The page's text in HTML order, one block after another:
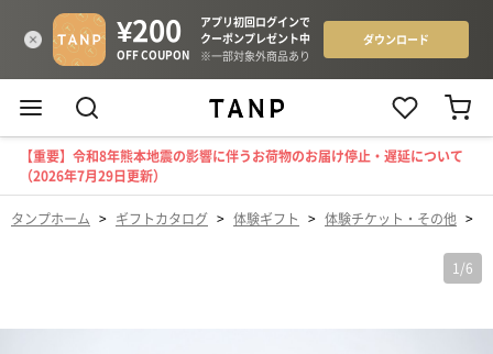
【重要】令和8年熊本地震の影響に伴うお荷物のお届け停止・遅延について
（2026年7月29日更新）
タンプホーム > ギフトカタログ > 体験ギフト > 体験チケット・その他 >
1 /6